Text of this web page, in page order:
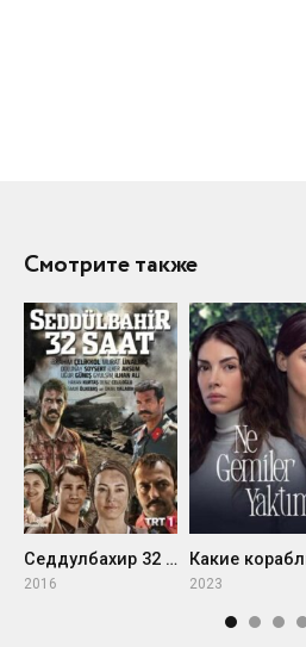
Смотрите также
Седдулбахир 32 часа
2016 2023